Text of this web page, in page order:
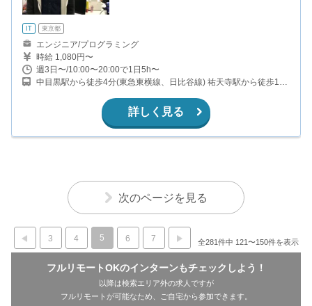
IT 東京都
エンジニア/プログラミング
時給 1,080円〜
週3日〜/10:00〜20:00で1日5h〜
中目黒駅から徒歩4分(東急東横線、日比谷線) 祐天寺駅から徒歩10
詳しく見る
次のページを見る
3 4 5 6 7 全281件中 121〜150件を表示
フルリモートOKのインターンもチェックしよう！
以降は検索エリア外の求人ですが
フルリモートが可能なため、ご自宅から参加できます。